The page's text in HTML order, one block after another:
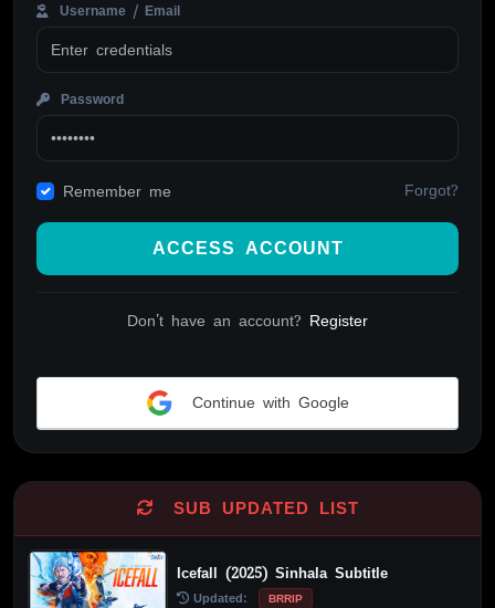
Username / Email
Password
Remember me Forgot?
ACCESS ACCOUNT
Don't have an account? Register
Continue with Google
SUB UPDATED LIST
Icefall (2025) Sinhala Subtitle
Updated: BRRIP